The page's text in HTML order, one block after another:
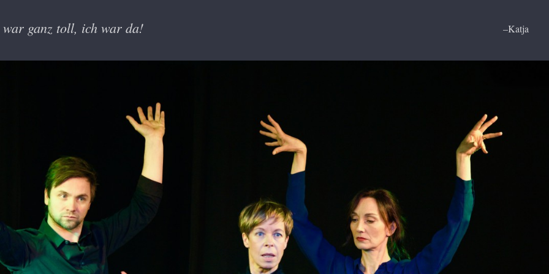
war ganz toll, ich war da! Katja